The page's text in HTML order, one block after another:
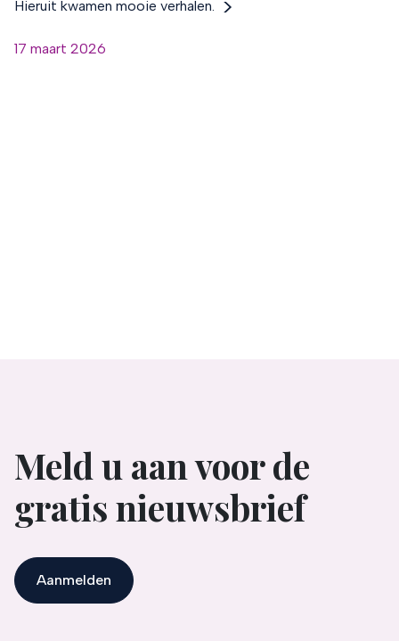
op het blauwe icoontje linksonder.
cookiebeleid.
Hieruit kwamen mooie verhalen.
17 maart 2026
Meld u aan voor de
gratis nieuwsbrief
Aanmelden